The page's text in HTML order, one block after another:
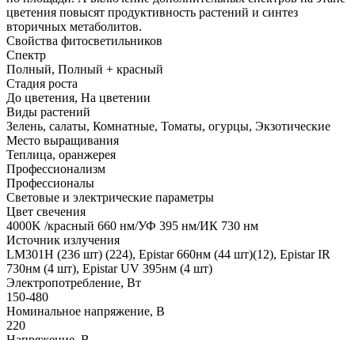
цветения повысят продуктивность растений и синтез
вторичных метаболитов.
Свойства фитосветильников
Спектр
Полный, Полный + красный
Стадия роста
До цветения, На цветении
Виды растений
Зелень, салаты, Комнатные, Томаты, огурцы, Экзотические
Место выращивания
Теплица, оранжерея
Профессионализм
Профессионалы
Световые и электрические параметры
Цвет свечения
4000K /красный 660 нм/УФ 395 нм/ИК 730 нм
Источник излучения
LM301H (236 шт) (224), Epistar 660нм (44 шт)(12), Epistar IR
730нм (4 шт), Epistar UV 395нм (4 шт)
Электропотребление, Вт
150-480
Номинальное напряжение, В
220